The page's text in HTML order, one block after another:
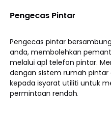
Pengecas Pintar
Pengecas pintar
anda, membolehkan
melalui apl telefon pintar.
dengan sistem rumah pintar
kepada isyarat utiliti untuk
permintaan rendah.